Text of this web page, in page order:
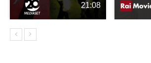
21:08